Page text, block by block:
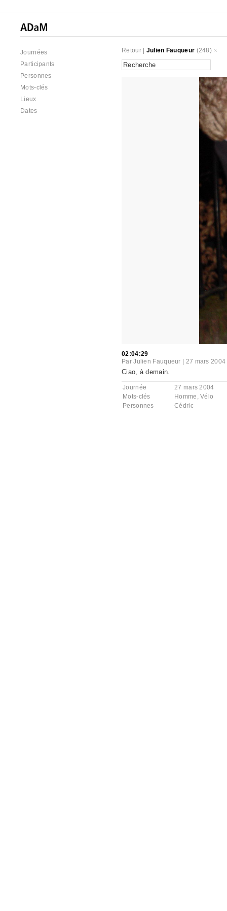
Journées
Participants
Personnes
Mots-clés
Lieux
Dates
Retour| Julien Fauqueur (248)
02:04:29
ParJulien Fauqueur 27 mars 2004
Ciao, à demain.
Journée
27 mars 2004
Mots-clés
Homme ,Vélo
Personnes
Cédric